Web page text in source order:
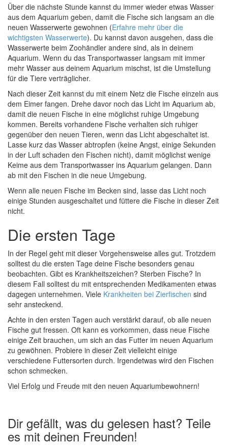
Über die nächste Stunde kannst du immer wieder etwas Wasser
aus dem Aquarium geben, damit die Fische sich langsam an die
neuen Wasserwerte gewohnen (Erfahre mehr über die
wichtigsten Wasserwerte). Du kannst davon ausgehen, dass die
Wasserwerte beim Zoohändler andere sind, als in deinem
Aquarium. Wenn du das Transportwasser langsam mit immer
mehr Wasser aus deinem Aquarium mischst, ist die Umstellung
für die Tiere verträglicher.
Nach dieser Zeit kannst du mit einem Netz die Fische einzeln aus
dem Eimer fangen. Drehe davor noch das Licht im Aquarium ab,
damit die neuen Fische in eine möglichst ruhige Umgebung
kommen. Bereits vorhandene Fische verhalten sich ruhiger
gegenüber den neuen Tieren, wenn das Licht abgeschaltet ist.
Lasse kurz das Wasser abtropfen (keine Angst, einige Sekunden
in der Luft schaden den Fischen nicht), damit möglichst wenige
Keime aus dem Transportwasser ins Aquarium gelangen. Dann
ab mit den Fischen in die neue Umgebung.
Wenn alle neuen Fische im Becken sind, lasse das Licht noch
einige Stunden ausgeschaltet und füttere die Fische in dieser Zeit
nicht.
Die ersten Tage
In der Regel geht mit dieser Vorgehensweise alles gut. Trotzdem
solltest du die ersten Tage deine Fische besonders genau
beobachten. Gibt es Krankheitszeichen? Sterben Fische? In
diesem Fall solltest du mit entsprechenden Medikamenten etwas
dagegen unternehmen. Viele Krankheiten bei Zierfischen sind
sehr ansteckend.
Achte in den ersten Tagen auch verstärkt darauf, ob alle neuen
Fische gut fressen. Oft kann es vorkommen, dass neue Fische
einige Zeit brauchen, um sich an das Futter im neuen Aquarium
zu gewöhnen. Probiere in dieser Zeit vielleicht einige
verschiedene Futtersorten durch. Irgendetwas wird den Fischen
schon schmecken.
Viel Erfolg und Freude mit den neuen Aquariumbewohnern!
Dir gefällt, was du gelesen hast? Teile
es mit deinen Freunden!